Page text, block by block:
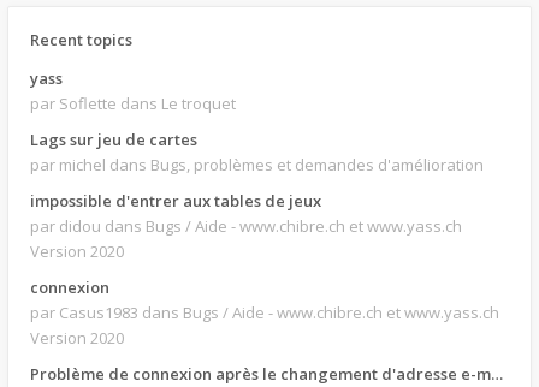
Recent topics
yass
par Soflette dans Le troquet
Lags sur jeu de cartes
par michel dans Bugs, problèmes et demandes d'amélioration
impossible d'entrer aux tables de jeux
par didou dans Bugs / Aide - www.chibre.ch et www.yass.ch
Version 2020
connexion
par Casus1983 dans Bugs / Aide - www.chibre.ch et www.yass.ch
Version 2020
Problème de connexion après le changement d'adresse e-mail.